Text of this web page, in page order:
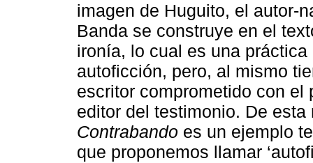
imagen de Huguito, el autor-
Banda se construye en el
ironía, lo cual es una
autoficción, pero, al mismo
escritor comprometido con el
editor del testimonio. De
Contrabando es un ejemplo
que proponemos llamar